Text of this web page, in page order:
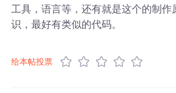
工具，语言等，还有就是这个的制作
识，最好有类似的代码。
给本帖投票